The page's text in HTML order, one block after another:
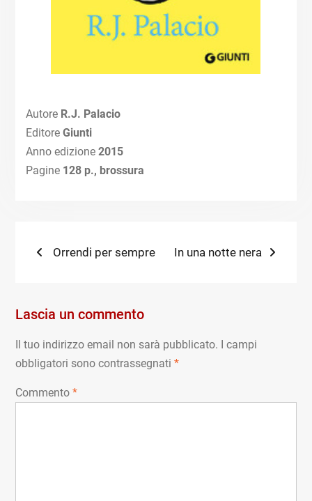
Autore R.J. Palacio
Editore Giunti
Anno edizione 2015
Pagine 128 p., brossura
Navigazione
Previous
Orrendi per sempre
Next
In una notte nera
Lascia un commento
Il tuo indirizzo email non sarà pubblicato.
I campi
obbligatori sono contrassegnati *
Commento *